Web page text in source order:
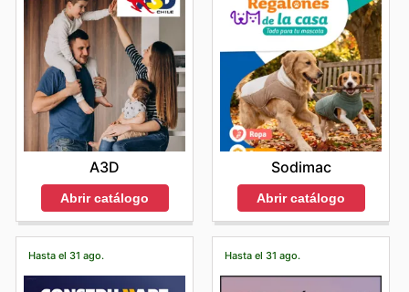
A3D
Abrir catálogo
Sodimac
Abrir catálogo
Hasta el 31 ago. Hasta el 31 ago.